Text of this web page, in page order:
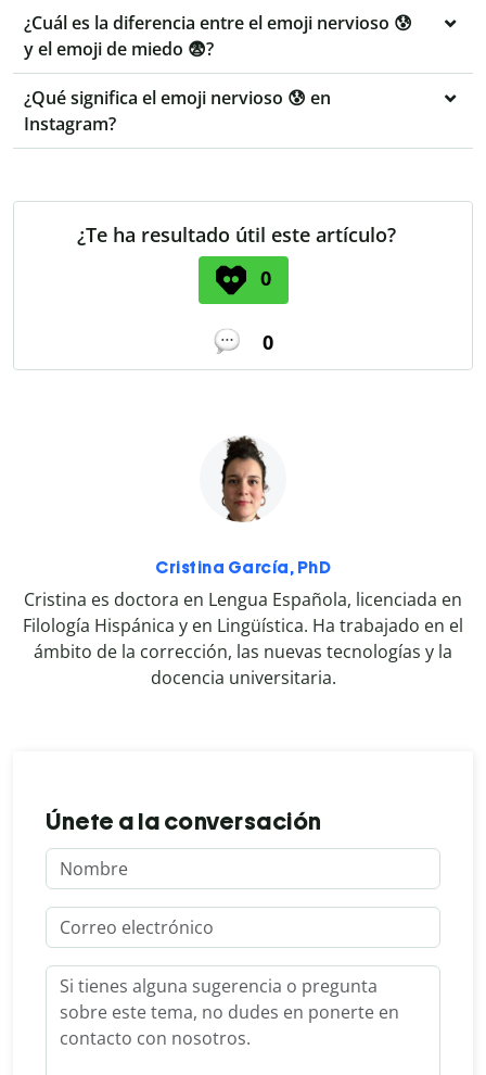
¿Cuál es la diferencia entre el emoji nervioso 😰
y el emoji de miedo 😨?
¿Qué significa el emoji nervioso 😰 en
Instagram?
¿Te ha resultado útil este artículo?
0
0
Cristina García, PhD
Cristina es doctora en Lengua Española, licenciada en
Filología Hispánica y en Lingüística. Ha trabajado en el
ámbito de la corrección, las nuevas tecnologías y la
docencia universitaria.
Únete a la conversación